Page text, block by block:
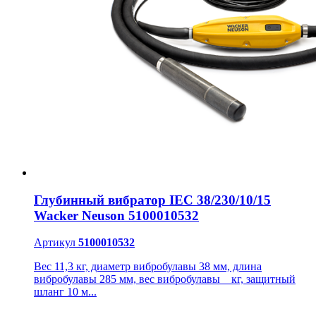
Глубинный вибратор IEC 38/230/10/15
Wacker Neuson 5100010532
Артикул 5100010532
Вес 11,3 кг, диаметр вибробулавы 38 мм, длина
вибробулавы 285 мм, вес вибробулавы _ кг, защитный
шланг 10 м...